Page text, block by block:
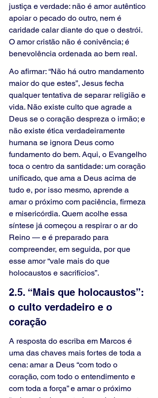
justiça e verdade: não é amor autêntico
apoiar o pecado do outro, nem é
caridade calar diante do que o destrói.
O amor cristão não é conivência; é
benevolência ordenada ao bem real.
Ao afirmar: “Não há outro mandamento
maior do que estes”, Jesus fecha
qualquer tentativa de separar religião e
vida. Não existe culto que agrade a
Deus se o coração despreza o irmão; e
não existe ética verdadeiramente
humana se ignora Deus como
fundamento do bem. Aqui, o Evangelho
toca o centro da santidade: um coração
unificado, que ama a Deus acima de
tudo e, por isso mesmo, aprende a
amar o próximo com paciência, firmeza
e misericórdia. Quem acolhe essa
síntese já começou a respirar o ar do
Reino — e é preparado para
compreender, em seguida, por que
esse amor “vale mais do que
holocaustos e sacrifícios”.
2.5. “Mais que holocaustos”:
o culto verdadeiro e o
coração
A resposta do escriba em Marcos é
uma das chaves mais fortes de toda a
cena: amar a Deus “com todo o
coração, com todo o entendimento e
com toda a força” e amar o próximo